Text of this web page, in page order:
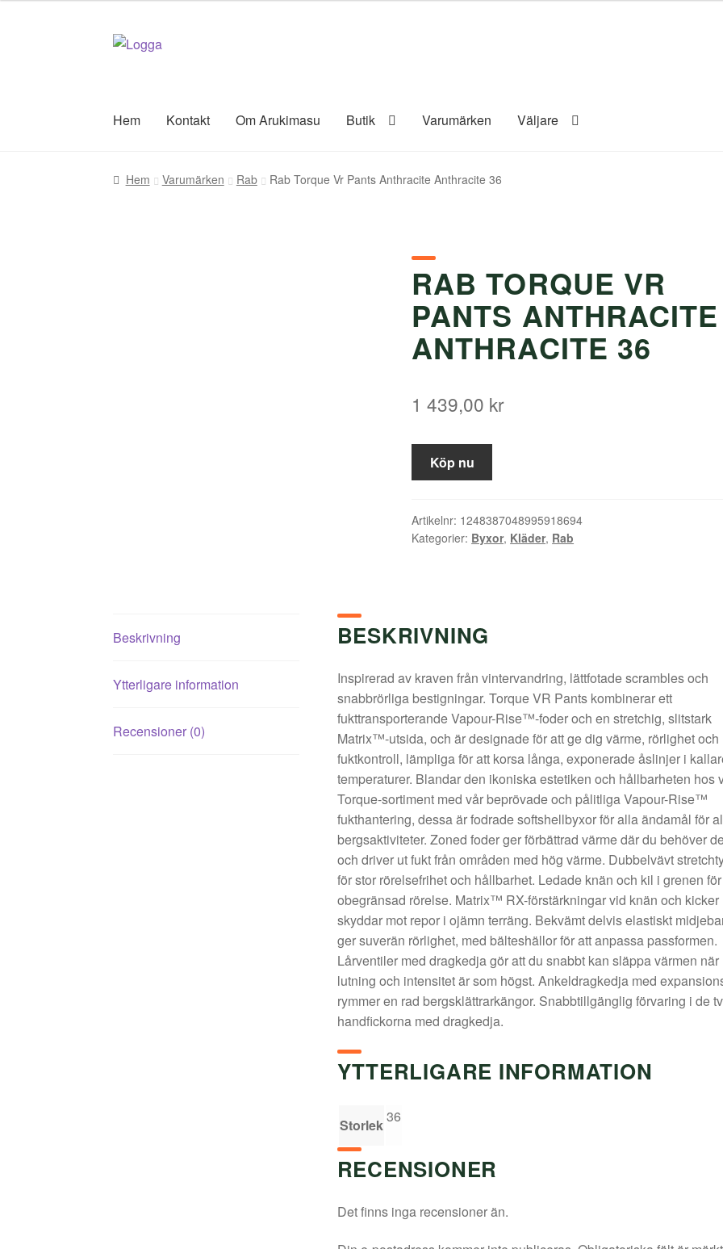
Hoppa
Hoppa
Hem
Kontakt Om Arukimasu Butik Varumärken Väljare
Hem Varumärken Rab Rab Torque Vr Pants Anthracite Anthracite 36
RAB TORQUE VR
PANTS ANTHRACITE
ANTHRACITE 36
1 439,00 kr
Köp nu
Artikelnr: 1248387048995918694
Kategorier: Byxor, Kläder, Rab
Beskrivning
Ytterligare information
Recensioner (0)
BESKRIVNING
Inspirerad av kraven från vintervandring, lättfotade scrambles och
snabbrörliga bestigningar. Torque VR Pants kombinerar ett
fukttransporterande Vapour-Rise™-foder och en stretchig, slitstark
Matrix™-utsida, och är designade för att ge dig värme, rörlighet och
fuktkontroll, lämpliga för att korsa långa, exponerade åslinjer i
temperaturer. Blandar den ikoniska estetiken och hållbarheten hos
Torque-sortiment med vår beprövade och pålitliga Vapour-Rise™
fukthantering, dessa är fodrade softshellbyxor för alla ändamål för
bergsaktiviteter. Zoned foder ger förbättrad värme där du behöver
och driver ut fukt från områden med hög värme. Dubbelvävt
för stor rörelsefrihet och hållbarhet. Ledade knän och kil i grenen för
obegränsad rörelse. Matrix™ RX-förstärkningar vid knän och kicker
skyddar mot repor i ojämn terräng. Bekvämt delvis elastiskt
ger suverän rörlighet, med bälteshällor för att anpassa passformen.
Lårventiler med dragkedja gör att du snabbt kan släppa värmen när
lutning och intensitet är som högst. Ankeldragkedja med
rymmer en rad bergsklättrarkängor. Snabbtillgänglig förvaring i de
handfickorna med dragkedja.
YTTERLIGARE INFORMATION
Storlek36
RECENSIONER
Det finns inga recensioner än.